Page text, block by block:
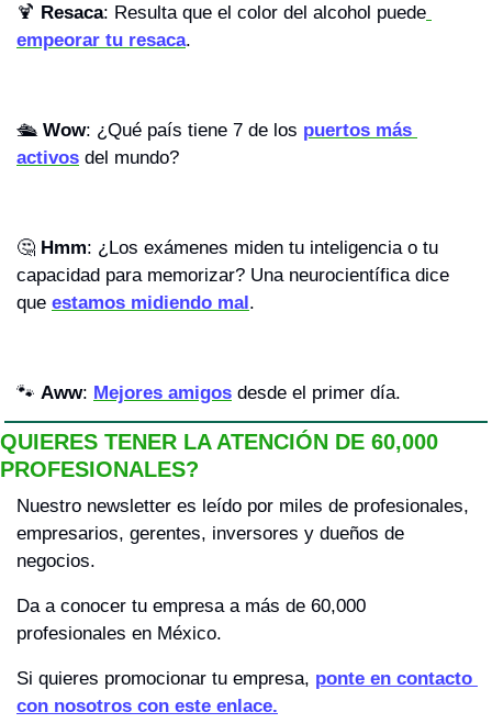
🍹 Resaca: Resulta que el color del alcohol puede
empeorar tu resaca.
🛳️ Wow: ¿Qué país tiene 7 de los puertos más
activos del mundo?
🤔 Hmm: ¿Los exámenes miden tu inteligencia o tu
capacidad para memorizar? Una neurocientífica dice
que estamos midiendo mal.
🐾 Aww: Mejores amigos desde el primer día.
QUIERES TENER LA ATENCIÓN DE 60,000
PROFESIONALES?
Nuestro newsletter es leído por miles de profesionales,
empresarios, gerentes, inversores y dueños de
negocios.
Da a conocer tu empresa a más de 60,000
profesionales en México.
Si quieres promocionar tu empresa, ponte en contacto
con nosotros con este enlace.